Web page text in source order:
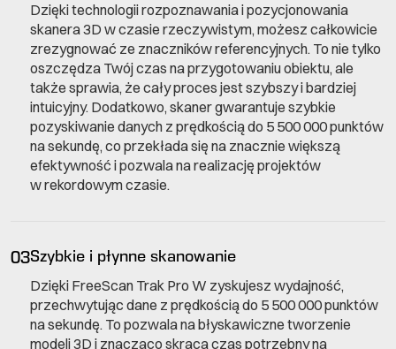
Dzięki technologii rozpoznawania i pozycjonowania
skanera 3D w czasie rzeczywistym, możesz całkowicie
zrezygnować ze znaczników referencyjnych. To nie tylko
oszczędza Twój czas na przygotowaniu obiektu, ale
także sprawia, że cały proces jest szybszy i bardziej
intuicyjny. Dodatkowo, skaner gwarantuje szybkie
pozyskiwanie danych z prędkością do 5 500 000 punktów
na sekundę, co przekłada się na znacznie większą
efektywność i pozwala na realizację projektów
w rekordowym czasie.
03Szybkie i płynne skanowanie
Dzięki FreeScan Trak Pro W zyskujesz wydajność,
przechwytując dane z prędkością do 5 500 000 punktów
na sekundę. To pozwala na błyskawiczne tworzenie
modeli 3D i znacząco skraca czas potrzebny na